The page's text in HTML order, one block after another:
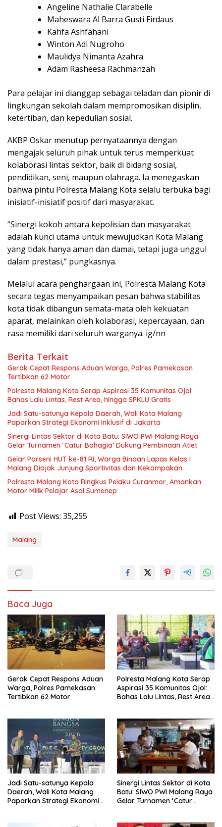
Angeline Nathalie Clarabelle
Maheswara Al Barra Gusti Firdaus
Kahfa Ashfahani
Winton Adi Nugroho
Maulidya Nimanta Azahra
Adam Rasheesa Rachmanzah
Para pelajar ini dianggap sebagai teladan dan pionir di
lingkungan sekolah dalam mempromosikan disiplin,
ketertiban, dan kepedulian sosial.
AKBP Oskar menutup pernyataannya dengan
mengajak seluruh pihak untuk terus memperkuat
kolaborasi lintas sektor, baik di bidang sosial,
pendidikan, seni, maupun olahraga. Ia menegaskan
bahwa pintu Polresta Malang Kota selalu terbuka bagi
inisiatif-inisiatif positif dari masyarakat.
“Sinergi kokoh antara kepolisian dan masyarakat
adalah kunci utama untuk mewujudkan Kota Malang
yang tidak hanya aman dan damai, tetapi juga unggul
dalam prestasi,” pungkasnya.
Melalui acara penghargaan ini, Polresta Malang Kota
secara tegas menyampaikan pesan bahwa stabilitas
kota tidak dibangun semata-mata oleh kekuatan
aparat, melainkan oleh kolaborasi, kepercayaan, dan
rasa memiliki dari seluruh warganya. ig/nn
Berita Terkait
Gerak Cepat Respons Aduan Warga, Polres Pamekasan
Tertibkan 62 Motor
Polresta Malang Kota Serap Aspirasi 35 Komunitas Ojol:
Bahas Lalu Lintas, Rest Area, hingga SPKLU Gratis
Jadi Satu-satunya Kepala Daerah, Wali Kota Malang
Paparkan Strategi Ekonomi Inklusif di Jakarta
Sinergi Lintas Sektor di Kota Batu: SIWO PWI Malang Raya
Gelar Turnamen ‘Catur Bahagia’ Dukung Pembinaan Atlet
Gelar Porseni HUT ke-81 RI, Warga Binaan Lapas Kelas I
Malang Diajak Junjung Sportivitas dan Kekompakan
Polresta Malang Kota Ringkus Pelaku Curanmor, Amankan
Motor Milik Pelajar Asal Sumenep
Post Views: 35,255
Malang
Baca Juga
Gerak Cepat Respons Aduan
Warga, Polres Pamekasan
Tertibkan 62 Motor
Polresta Malang Kota Serap
Aspirasi 35 Komunitas Ojol:
Bahas Lalu Lintas, Rest Area,
Jadi Satu-satunya Kepala
Daerah, Wali Kota Malang
Paparkan Strategi Ekonomi
Sinergi Lintas Sektor di Kota
Batu: SIWO PWI Malang Raya
Gelar Turnamen ‘Catur